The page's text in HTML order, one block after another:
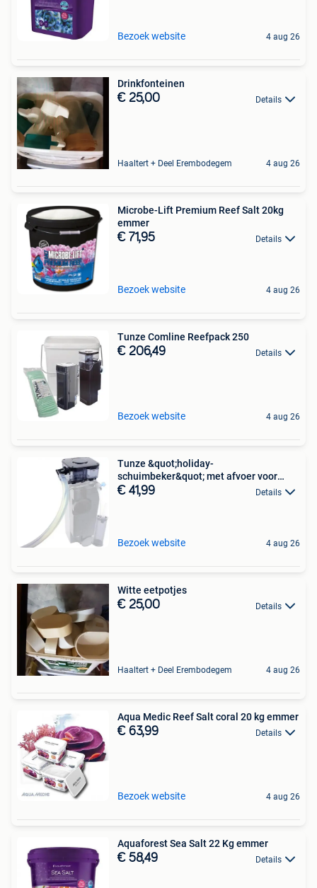
Bezoek website 4 aug 26
Drinkfonteinen
€ 25,00 Details
Haaltert + Deel Erembodegem 4 aug 26
Microbe-Lift Premium Reef Salt 20kg
emmer
€ 71,95 Details
Bezoek website 4 aug 26
Tunze Comline Reefpack 250
€ 206,49 Details
Bezoek website 4 aug 26
Tunze &quot;holiday-
schuimbeker&quot; met afvoer voor
afschu
€ 41,99 Details
Bezoek website 4 aug 26
Witte eetpotjes
€ 25,00 Details
Haaltert + Deel Erembodegem 4 aug 26
Aqua Medic Reef Salt coral 20 kg emmer
€ 63,99 Details
Bezoek website 4 aug 26
Aquaforest Sea Salt 22 Kg emmer
€ 58,49 Details